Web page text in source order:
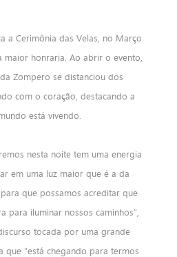
a Cerimônia das Velas, no Março
honraria. Ao abrir o evento,
Zompero se distanciou dos
com o coração, destacando a
está vivendo.
nesta noite tem uma energia
em uma luz maior que é a da
que possamos acreditar que
para iluminar nossos caminhos”,
tocada por uma grande
que “está chegando para termos